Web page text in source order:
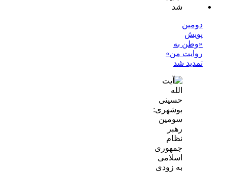
دومین
پویش
«وطن به
روایت من»
تمدید شد